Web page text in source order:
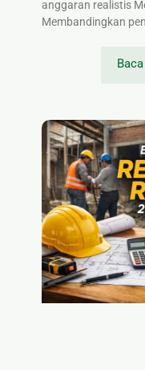
anggaran realistis
Membandingkan